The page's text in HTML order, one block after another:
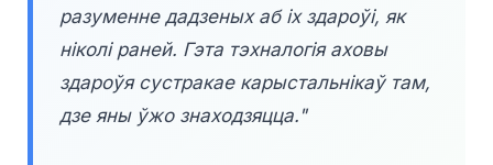
разуменне дадзеных аб іх здароўі, як
ніколі раней. Гэта тэхналогія аховы
здароўя сустракае карыстальнікаў там,
дзе яны ўжо знаходзяцца."